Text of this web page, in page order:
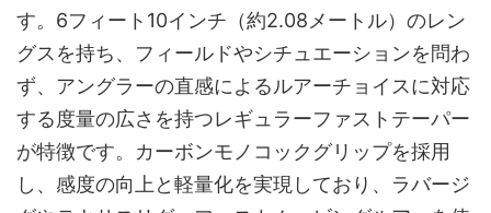
す。6フィート10インチ（約2.08メートル）のレン
グスを持ち、フィールドやシチュエーションを問わ
ず、アングラーの直感によるルアーチョイスに対応
する度量の広さを持つレギュラーファストテーパー
が特徴です。カーボンモノコックグリップを採用
し、感度の向上と軽量化を実現しており、ラバージ